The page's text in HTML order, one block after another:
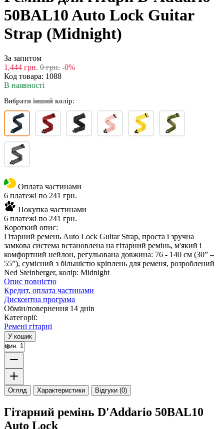
50BAL10 Auto Lock Guitar
Strap (Midnight)
За запитом
1,444 грн. 0 грн. -0%
Код товара: 1088
В наявності
Вибрати інший колір:
Оплата частинами
6 платежі по 241 грн.
Покупка частинами
6 платежі по 241 грн.
Короткий опис:
Гітарний ремень Auto Lock Guitar Strap, проста і зручна
замкова система встановлена ​​на гітарний ремінь, м'який і
комфортний нейлон, регульована довжина: 76 - 140 см (30” –
55”), сумісний з більшістю кріплень для ременя, розроблений
Ned Steinberger, колір: Midnight
Опис повністю
Кредит, оплата частинами
Дисконтна програма
Обмін/повернення 14 днів
Категорії:
Ремені гітарні
У кошик
мин. 1
Огляд Характеристики Відгуки (0)
Гітарний ремінь D'Addario 50BAL10
Auto Lock